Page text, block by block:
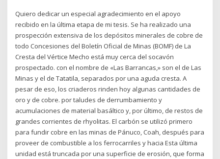
Quiero dedicar un especial agradecimiento en el apoyo
recibido en la última etapa de mi tesis. Se ha realizado una
prospección extensiva de los depósitos minerales de cobre de
todo Concesiones del Boletín Oficial de Minas (BOMF) de La
Cresta del Vértice Mecho está muy cerca del socavón
prospectado. con el nombre de «Las Barrancas,» son el de Las
Minas y el de Tatatila, separados por una aguda cresta. A
pesar de eso, los criaderos rinden hoy algunas cantidades de
oro y de cobre. por taludes de derrumbamiento y
acumulaciones de material basáltico y, por último, de restos de
grandes corrientes de rhyolitas. El carbón se utilizó primero
para fundir cobre en las minas de Pánuco, Coah, después para
proveer de combustible a los ferrocarriles y hacia Esta última
unidad está truncada por una superficie de erosión, que forma